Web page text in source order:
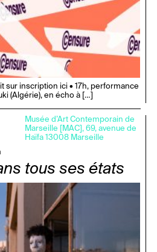
sur inscription ici • 17h, performance
(Algérie), en écho à […]
Musée d’Art Contemporain de
Marseille [MAC], 69, avenue de
Haïfa 13008 Marseille
tous ses états